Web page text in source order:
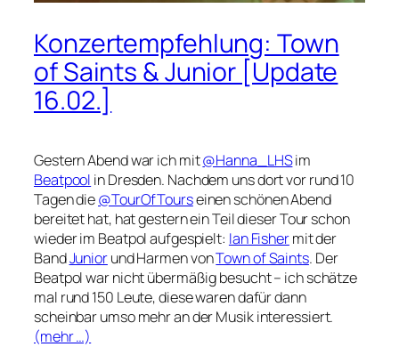
Konzertempfehlung: Town
of Saints & Junior [Update
16.02.]
Gestern Abend war ich mit@Hanna_LHSim
Beatpool in Dresden. Nachdem uns dort vor rund 10
Tagen die@TourOfTourseinen schönen Abend
bereitet hat, hat gestern ein Teil dieser Tour schon
wieder im Beatpol aufgespielt: Ian Fishermit der
BandJuniorund Harmen vonTown of Saints. Der
Beatpol war nicht übermäßig besucht – ich schätze
mal rund 150 Leute, diese waren dafür dann
scheinbar umso mehr an der Musik interessiert.
(mehr …)